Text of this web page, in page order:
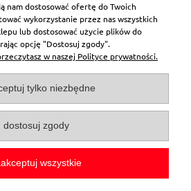
Moje konto
i dostawa
Pomoc
O firmie
nam dostosować ofertę do Twoich
wykorzystanie przez nas wszystkich
lub dostosować użycie plików do
opcję "Dostosuj zgody".
w naszej Polityce prywatności.
tylko niezbędne
dostosuj zgody
wszystkie